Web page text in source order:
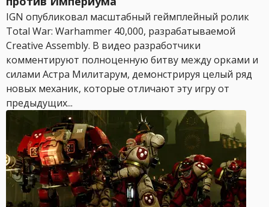
IGN опубликовал масштабный геймплейный ролик
Total War: Warhammer 40,000, разрабатываемой
Creative Assembly. В видео разработчики
комментируют полноценную битву между орками и
силами Астра Милитарум, демонстрируя целый ряд
новых механик, которые отличают эту игру от
предыдущих...